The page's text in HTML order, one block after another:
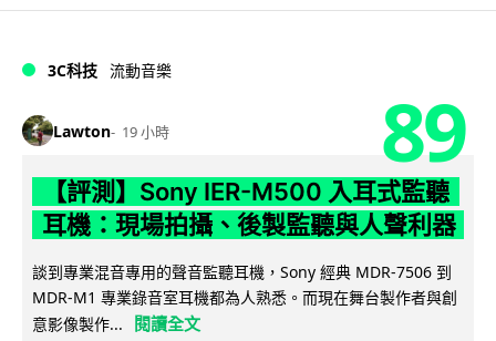
3C科技 流動音樂
Lawton 19 小時 89
【評測】Sony IER-M500 入耳式監聽
耳機：現場拍攝、後製監聽與人聲利器
談到專業混音專用的聲音監聽耳機，Sony 經典 MDR-7506 到
MDR-M1 專業錄音室耳機都為人熟悉。而現在舞台製作者與創
意影像製作...
閱讀全文